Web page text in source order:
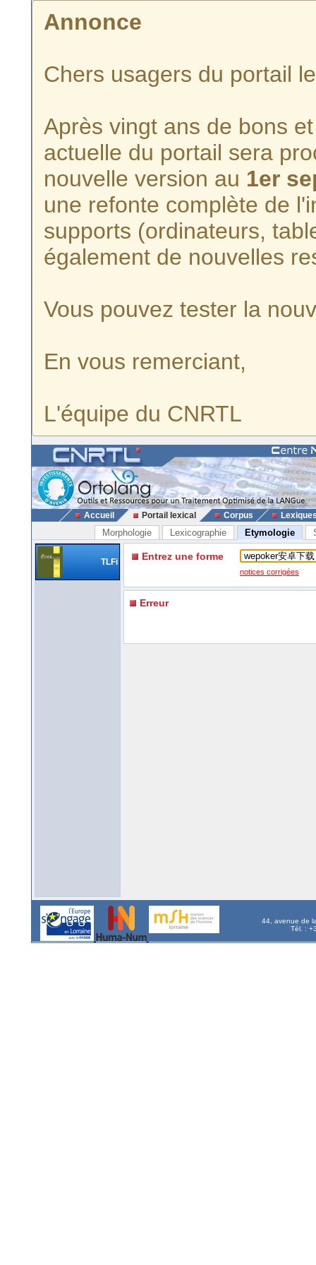
Annonce
Chers usagers du portail
Après vingt ans de bons
actuelle du portail sera
nouvelle version au 1er
une refonte complète de
supports (ordinateurs,
également de nouvelles
Vous pouvez tester la
En vous remerciant,
L'équipe du CNRTL
Accueil Portail lexical Corpus
Morphologie Lexicographie Etymologie
TLFi Entrez une forme
notices corrigées
Erreur
44, avenue de
Tél. :